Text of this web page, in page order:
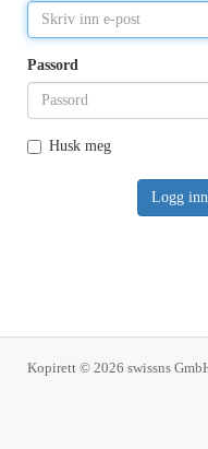
Passord
Husk meg
Kopirett © 2026 swissns